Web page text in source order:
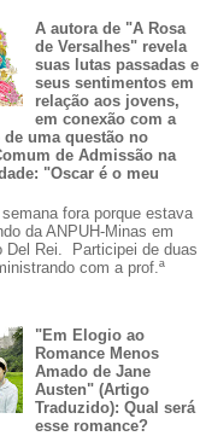
A autora de "A Rosa
de Versalhes" revela
suas lutas passadas e
seus sentimentos em
relação aos jovens,
em conexão com a
uma questão no
de Admissão na
"Oscar é o meu
fora porque estava
da ANPUH-Minas em
Del Rei. Participei de duas
com a prof.ª
"Em Elogio ao
Romance Menos
Amado de Jane
Austen" (Artigo
Traduzido): Qual será
esse romance?